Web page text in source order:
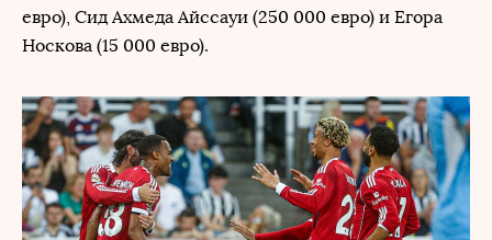
евро), Сид Ахмеда Айссауи (250 000 евро) и Егора
Носкова (15 000 евро).